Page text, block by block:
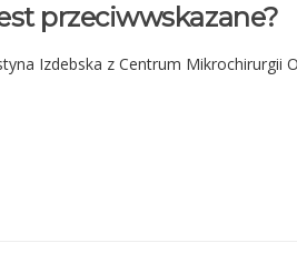
przeciwwskazane?
Izdebska z Centrum Mikrochirurgii